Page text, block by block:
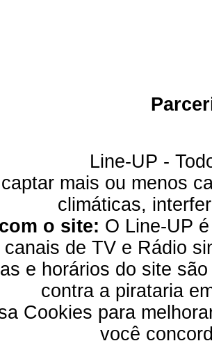
Line-UP -
mais ou menos
climáticas,
o site: O Line-UP
canais de TV e Rádio
e horários do site
contra a pirataria
Cookies para
você